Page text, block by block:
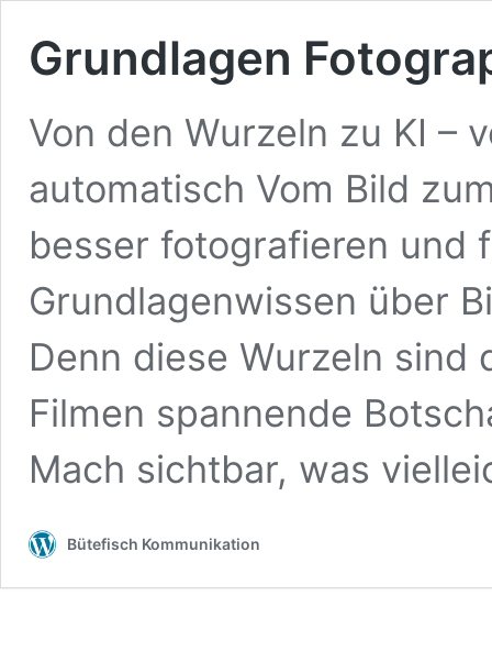
Grundlagen
Von den Wurzeln zu KI –
automatisch Vom Bild
besser fotografieren und
Grundlagenwissen über
Denn diese Wurzeln sind
Filmen spannende
Mach sichtbar, was
Bütefisch Kommunikation